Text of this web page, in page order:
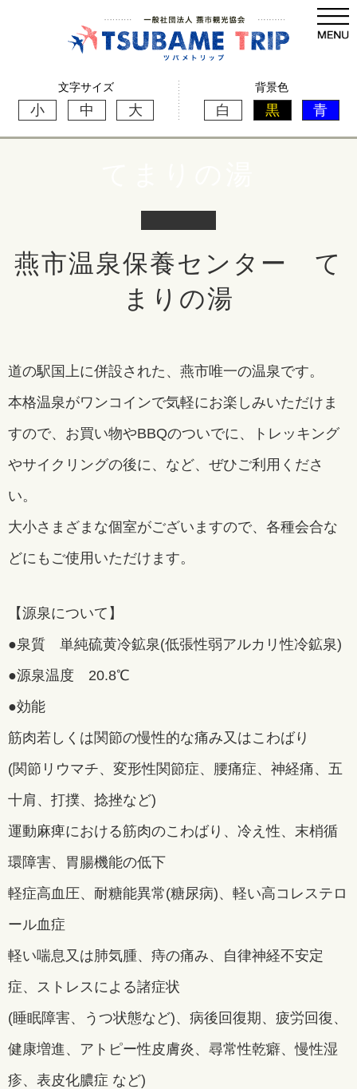
文字サイズ
小 中 大
背景色
白 黒 青
燕市温泉保養センター て
まりの湯
道の駅国上に併設された、燕市唯一の温泉です。
本格温泉がワンコインで気軽にお楽しみいただけま
すので、お買い物やBBQのついでに、トレッキング
やサイクリングの後に、など、ぜひご利用くださ
い。
大小さまざまな個室がございますので、各種会合な
どにもご使用いただけます。
【源泉について】
●泉質 単純硫黄冷鉱泉(低張性弱アルカリ性冷鉱泉)
●源泉温度 20.8℃
●効能
筋肉若しくは関節の慢性的な痛み又はこわばり
(関節リウマチ、変形性関節症、腰痛症、神経痛、五
十肩、打撲、捻挫など)
運動麻痺における筋肉のこわばり、冷え性、末梢循
環障害、胃腸機能の低下
軽症高血圧、耐糖能異常(糖尿病)、軽い高コレステロ
ール血症
軽い喘息又は肺気腫、痔の痛み、自律神経不安定
症、ストレスによる諸症状
(睡眠障害、うつ状態など)、病後回復期、疲労回復、
健康増進、アトピー性皮膚炎、尋常性乾癖、慢性湿
疹、表皮化膿症 など)